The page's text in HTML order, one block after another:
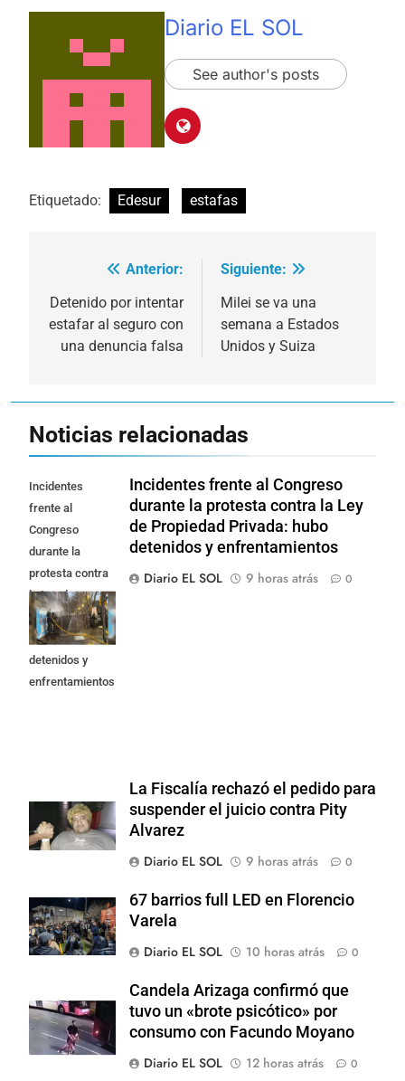
Diario EL SOL
See author's posts
Etiquetado: Edesur estafas
Navegación
de
entradas
Anterior:
Detenido por intentar
estafar al seguro con
una denuncia falsa
Siguiente:
Milei se va una
semana a Estados
Unidos y Suiza
Noticias relacionadas
Incidentes
frente al
Congreso
durante la
protesta contra
la Ley de
Propiedad
Privada: hubo
detenidos y
enfrentamientos
Incidentes frente al Congreso
durante la protesta contra la Ley
de Propiedad Privada: hubo
detenidos y enfrentamientos
Diario EL SOL
9 horas atrás 0
La Fiscalía rechazó el pedido para
suspender el juicio contra Pity
Alvarez
Diario EL SOL
9 horas atrás 0
67 barrios full LED en Florencio
Varela
Diario EL SOL
10 horas atrás 0
Candela Arizaga confirmó que
tuvo un «brote psicótico» por
consumo con Facundo Moyano
Diario EL SOL
12 horas atrás 0